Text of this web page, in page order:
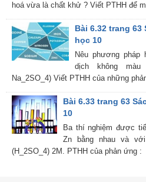
hoá vừa là chất khử ? Viết PTHH để
Bài 6.32 trang 63
học 10
Nêu phương pháp
dịch không màu
Na_2SO_4) Viết PTHH của những
Bài 6.33 trang 63
10
Ba thí nghiệm được
Zn bằng nhau và
(H_2SO_4) 2M. PTHH của phản ứng :